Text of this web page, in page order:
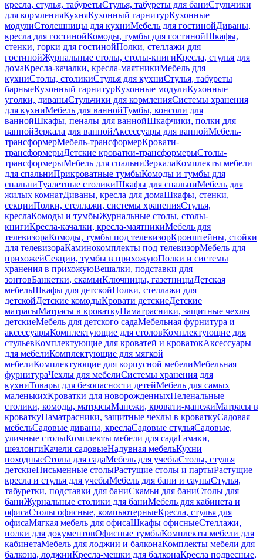
кресла, стулья, табуретыСтулья, табуреты для баниСтульчики
для кормленияКухняКухонный гарнитурКухонные
модулиСтолешницы для кухниМебель для гостинойДиваны,
кресла для гостинойКомоды, тумбы для гостинойШкафы,
стенки, горки для гостинойПолки, стеллажи для
гостинойЖурнальные столы, столы-книгиКресла, стулья для
домаКресла-качалки, кресла-маятникиМебель для
кухниСтолы, столикиСтулья для кухниСтулья, табуреты
барныеКухонный гарнитурКухонные модулиКухонные
уголки, диваныСтульчики для кормленияСистемы хранения
для кухниМебель для ваннойТумбы, консоли для
ваннойШкафы, пеналы для ваннойШкафчики, полки для
ваннойЗеркала для ваннойАксессуары для ваннойМебель-
трансформерМебель-трансформерКровати-
трансформерыДетские кроватки-трансформерыСтолы-
трансформерыМебель для спальниЗеркалаКомплекты мебели
для спальниПрикроватные тумбыКомоды и тумбы для
спальниТуалетные столикиШкафы для спальниМебель для
жилых комнатДиваны, кресла для домаШкафы, стенки,
секцииПолки, стеллажи, системы храненияСтулья,
креслаКомоды и тумбыЖурнальные столы, столы-
книгиКресла-качалки, кресла-маятникиМебель для
телевизораКомоды, тумбы под телевизорКронштейны, стойки
для телевизораКаминокомплекты под телевизорМебель для
прихожейСекции, тумбы в прихожуюПолки и системы
хранения в прихожуюВешалки, подставки для
зонтовБанкетки, скамьиКлючницы, газетницыДетская
мебельШкафы для детскойПолки, стеллажи для
детскойДетские комодыКровати детскиеДетские
матрасыМатрасы в кроваткуНаматрасники, защитные чехлы
детскиеМебель для детского садаМебельная фурнитура и
аксессуарыКомплектующие для столовКомплектующие для
стульевКомплектующие для кроватей и кроватокАксессуары
для мебелиКомплектующие для мягкой
мебелиКомплектующие для корпусной мебелиМебельная
фурнитураЧехлы для мебелиСистемы хранения для
кухниТовары для безопасности детейМебель для самых
маленькихКроватки для новорожденныхПеленальные
столики, комоды, матрасыМанежи, кровати-манежиМатрасы в
кроваткуНаматрасники, защитные чехлы в кроваткуСадовая
мебельСадовые диваны, креслаСадовые стульяСадовые,
уличные столыКомплекты мебели для садаГамаки,
шезлонгиКачели садовыеНадувная мебельКухни
походныеСтолы для садаМебель для учебыСтолы, стулья
детскиеПисьменные столыРастущие столы и партыРастущие
кресла и стулья для учебыМебель для бани и сауныСтулья,
табуретки, подставки для баниСкамьи для баниСтолы для
баниЖурнальные столики для баниМебель для кабинета и
офисаСтолы офисные, компьютерныеКресла, стулья для
офисаМягкая мебель для офисаШкафы офисныеСтеллажи,
полки для документовОфисные тумбыКомплекты мебели для
кабинетаМебель для лоджии и балконаКомплекты мебели для
балкона, лоджииКресла-мешки для балконаКресла подвесные,